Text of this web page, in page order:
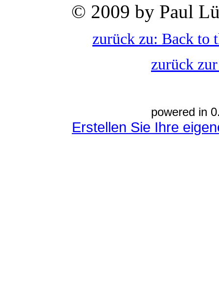
© 2009 by Paul
zurück zu: Back to
zurück
powered in
Erstellen Sie Ihre